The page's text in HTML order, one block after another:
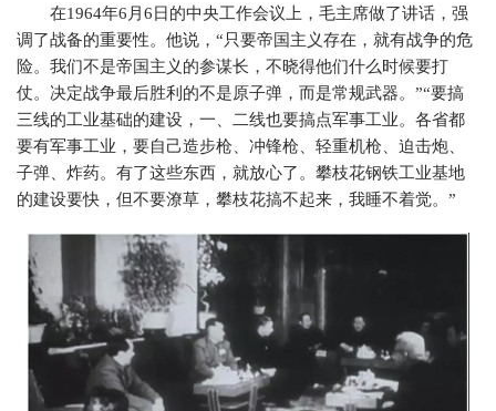
在1964年6月6日的中央工作会议上，毛主席做了讲话，强
调了战备的重要性。他说，“只要帝国主义存在，就有战争的危
险。我们不是帝国主义的参谋长，不晓得他们什么时候要打
仗。决定战争最后胜利的不是原子弹，而是常规武器。”“要搞
三线的工业基础的建设，一、二线也要搞点军事工业。各省都
要有军事工业，要自己造步枪、冲锋枪、轻重机枪、迫击炮、
子弹、炸药。有了这些东西，就放心了。攀枝花钢铁工业基地
的建设要快，但不要潦草，攀枝花搞不起来，我睡不着觉。”